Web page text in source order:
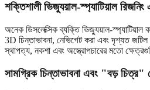
শক্তিশালী ভিজ্যুয়াল-স্প্যাটিয়াল
অনেক ডিসলেক্সিক ব্যক্তি ভিজ্যুয়াল-স্প্যাটিয়াল
3D চিন্তাভাবনা, নেভিগেট করা এবং দৃশ্যত
স্থাপত্য, নকশা এবং অস্ত্রোপচারের মতো
সামগ্রিক চিন্তাভাবনা এবং "বড় চিত্র"